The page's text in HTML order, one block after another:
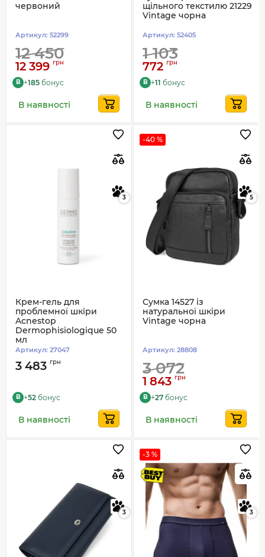
червоний
Артикул: 52299
12 450
12 399 грн
B +185 бонус
В наявності
щільного текстилю 21229
Vintage чорна
Артикул: 52405
1 103
772 грн
B +11 бонус
В наявності
3
Крем-гель для
проблемної шкіри
Acnestop
Dermophisiologique 50
мл
Артикул: 27047
3 483 грн
B +52 бонус
В наявності
-40 %
5
Сумка 14527 із
натуральної шкіри
Vintage чорна
Артикул: 28808
3 072
1 843 грн
B +27 бонус
В наявності
3
-3 %
3